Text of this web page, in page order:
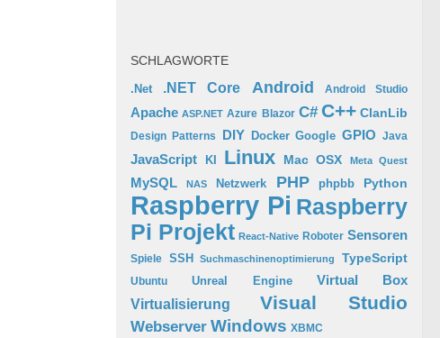
SCHLAGWORTE
.Net .NET Core Android Android Studio
Apache ASP.NET Azure Blazor C# C++ ClanLib
Design Patterns DIY Docker Google GPIO Java
JavaScript KI Linux Mac OSX Meta Quest
MySQL NAS Netzwerk PHP phpbb Python
Raspberry Pi Raspberry
Pi Projekt React-Native Roboter Sensoren
Spiele SSH Suchmaschinenoptimierung TypeScript
Ubuntu Unreal Engine
Virtual Box
Virtualisierung
Visual Studio
Webserver Windows XBMC